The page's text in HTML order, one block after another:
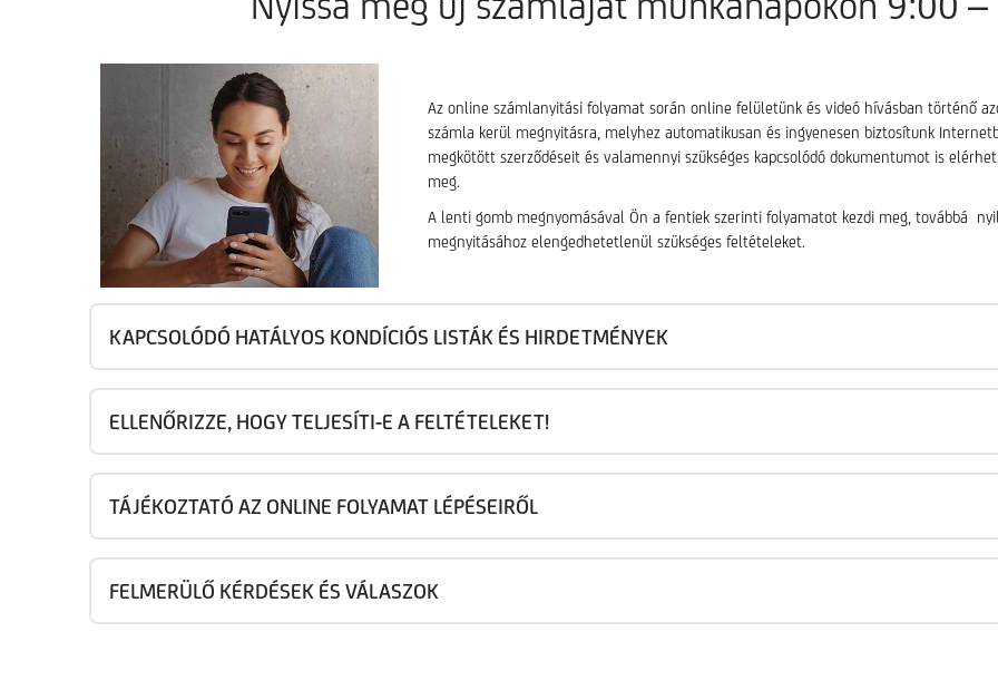
Az online számlanyitási folyamat során online felületünk és videó hívásban történő
számla kerül megnyitásra, melyhez automatikusan és ingyenesen biztosítunk
megkötött szerződéseit és valamennyi szükséges kapcsolódó dokumentumot is
meg.
A lenti gomb megnyomásával Ön a fentiek szerinti folyamatot kezdi meg, továbbá
megnyitásához elengedhetetlenül szükséges feltételeket.
KAPCSOLÓDÓ HATÁLYOS KONDÍCIÓS LISTÁK ÉS HIRDETMÉNYEK
ELLENŐRIZZE, HOGY TELJESÍTI-E A FELTÉTELEKET!
TÁJÉKOZTATÓ AZ ONLINE FOLYAMAT LÉPÉSEIRŐL
FELMERÜLŐ KÉRDÉSEK ÉS VÁLASZOK